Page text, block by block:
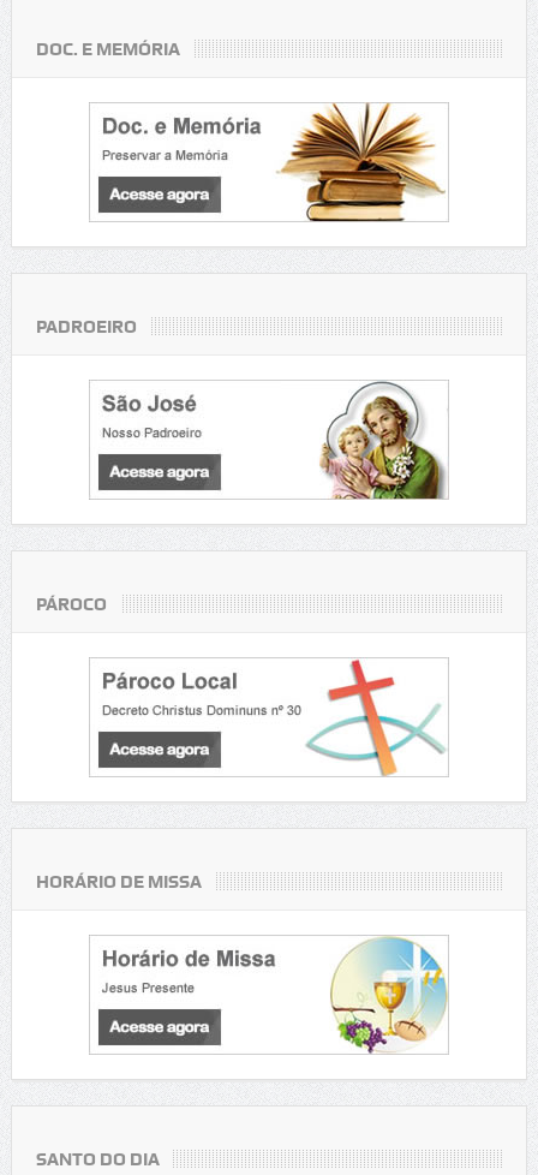
DOC. E MEMÓRIA
PADROEIRO
PÁROCO
HORÁRIO DE MISSA
SANTO DO DIA